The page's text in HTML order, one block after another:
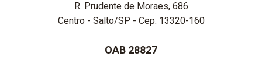
R. Prudente de Moraes, 686
Centro - Salto/SP - Cep: 13320-160
OAB 28827